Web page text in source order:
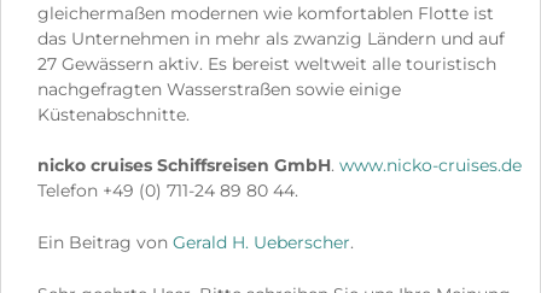
gleichermaßen modernen wie komfortablen Flotte ist
das Unternehmen in mehr als zwanzig Ländern und auf
27 Gewässern aktiv. Es bereist weltweit alle touristisch
nachgefragten Wasserstraßen sowie einige
Küstenabschnitte.
nicko cruises Schiffsreisen GmbH. www.nicko-cruises.de
Telefon +49 (0) 711-24 89 80 44.
Ein Beitrag von Gerald H. Ueberscher.